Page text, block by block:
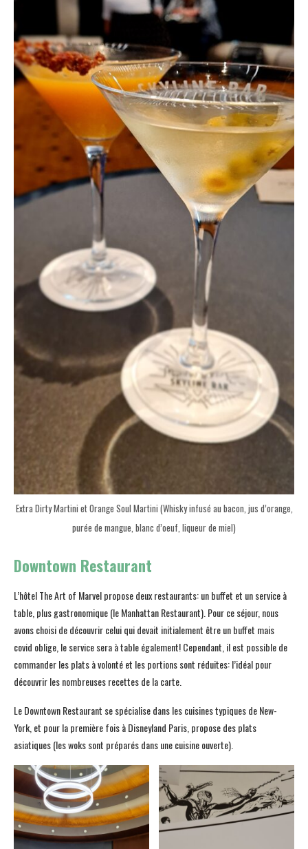
Extra Dirty Martini et Orange Soul Martini (Whisky infusé au bacon, jus d’orange,
purée de mangue, blanc d’oeuf, liqueur de miel)
Downtown Restaurant
L’hôtel The Art of Marvel propose deux restaurants: un buffet et un service à
table, plus gastronomique (le Manhattan Restaurant). Pour ce séjour, nous
avons choisi de découvrir celui qui devait initialement être un buffet mais
covid oblige, le service sera à table également! Cependant, il est possible de
commander les plats à volonté et les portions sont réduites: l’idéal pour
découvrir les nombreuses recettes de la carte.
Le Downtown Restaurant se spécialise dans les cuisines typiques de New-
York, et pour la première fois à Disneyland Paris, propose des plats
asiatiques (les woks sont préparés dans une cuisine ouverte).